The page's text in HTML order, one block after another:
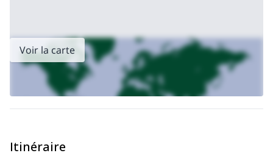
Voir la carte
Itinéraire